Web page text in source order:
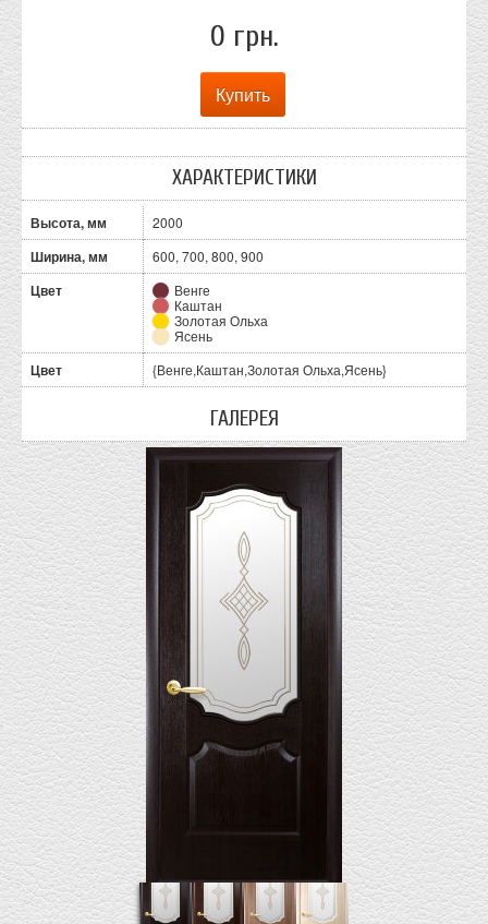
0 грн.
ХАРАКТЕРИСТИКИ
Высота, мм 2000
Ширина, мм 600, 700, 800, 900
Цвет
Венге
Каштан
Золотая Ольха
Ясень
Цвет {Венге,Каштан,Золотая Ольха,Ясень}
ГАЛЕРЕЯ